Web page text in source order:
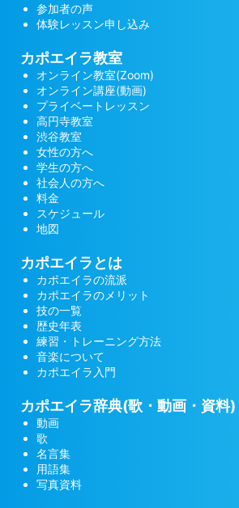
参加者の声
体験レッスン申し込み
カポエイラ教室
オンライン教室(Zoom)
オンライン講座(動画)
プライベートレッスン
高円寺教室
渋谷教室
女性の方へ
学生の方へ
社会人の方へ
料金
スケジュール
地図
カポエイラとは
カポエイラの流派
カポエイラのメリット
技の一覧
歴史年表
練習・トレーニング方法
音楽について
カポエイラ入門
カポエイラ辞典(歌・動画・資料)
動画
歌
名言集
用語集
写真資料